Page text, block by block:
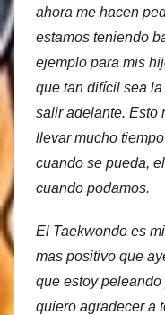
ahora me hacen
estamos teniendo
ejemplo para mis
que tan difícil sea
salir adelante. Esto
llevar mucho
cuando se pueda,
cuando podamos.
El Taekwondo es
mas positivo que
que estoy
quiero agradecer a